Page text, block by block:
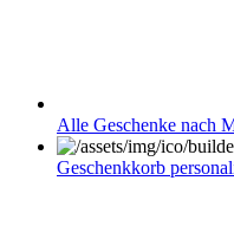
Alle Geschenke nach
Geschenkkorb